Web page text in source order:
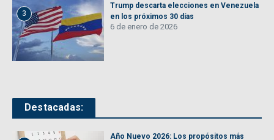
3
Trump descarta elecciones en Venezuela
en los próximos 30 días
6 de enero de 2026
Destacadas:
Año Nuevo 2026: Los propósitos más